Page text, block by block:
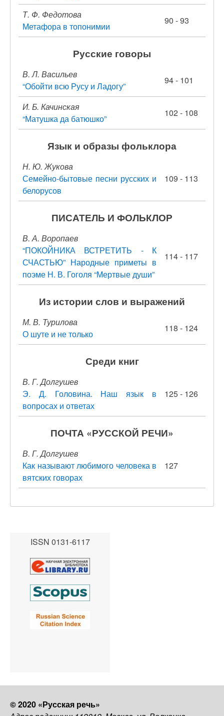
Т. Ф. Федотова
Метафора в топонимии
90 - 93
Русские говоры
В. Л. Васильев
“Обойти всю Русу и Ладогу”
94 - 101
И. Б. Качинская
“Матушка да батюшко”
102 - 108
Язык и образы фольклора
Н. Ю. Жукова
Семейно-бытовые песни русских и
белорусов
109 - 113
ПИСАТЕЛЬ И ФОЛЬКЛОР
В. А. Воропаев
“ПОКОЙНИКА ВСТРЕТИТЬ - К
СЧАСТЬЮ” Народные приметы в
поэме Н. В. Гоголя “Мертвые души”
114 - 117
Из истории слов и выражений
М. В. Турилова
О шуте и не только
118 - 124
Среди книг
В. Г. Долгушев
Э. Д. Головина. Наш язык в
вопросах и ответах
125 - 126
ПОЧТА «РУССКОЙ РЕЧИ»
В. Г. Долгушев
Как называют любимого человека в
вятских говорах
127
ISSN 0131-6117
© 2020 «Русская речь»